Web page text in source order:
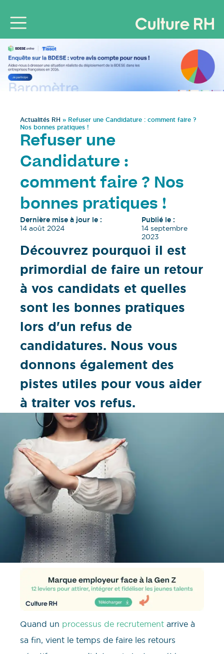
Actualités RH » Refuser une Candidature : comment faire ?
Nos bonnes pratiques !
Refuser une
Candidature :
comment faire ? Nos
bonnes pratiques !
Dernière mise à jour le :
14 août 2024
Publié le :
14 septembre
2023
Découvrez pourquoi il est
primordial de faire un retour
à vos candidats et quelles
sont les bonnes pratiques
lors d'un refus de
candidatures. Nous vous
donnons également des
pistes utiles pour vous aider
à traiter vos refus.
Quand un processus de recrutement arrive à
sa fin, vient le temps de faire les retours